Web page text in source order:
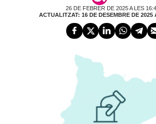
26 DE FEBRER DE 2025 A LES
ACTUALITZAT: 16 DE DESEMBRE DE 2025